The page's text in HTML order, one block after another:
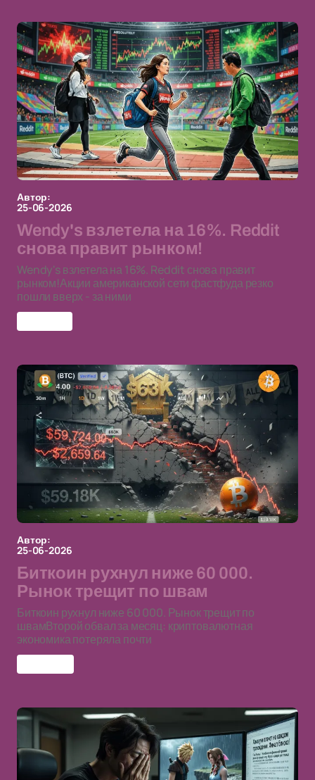
Автор:
25-06-2026
Wendy's взлетела на 16%. Reddit
снова правит рынком!
Wendy's взлетела на 16%. Reddit снова правит
рынком!Акции американской сети фастфуда резко
пошли вверх - за ними
Автор:
25-06-2026
Биткоин рухнул ниже 60 000.
Рынок трещит по швам
Биткоин рухнул ниже 60 000. Рынок трещит по
швамВторой обвал за месяц: криптовалютная
экономика потеряла почти